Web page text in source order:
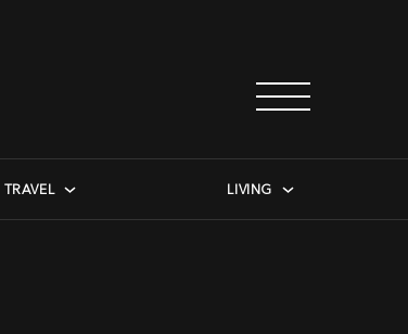
TRAVEL LIVING